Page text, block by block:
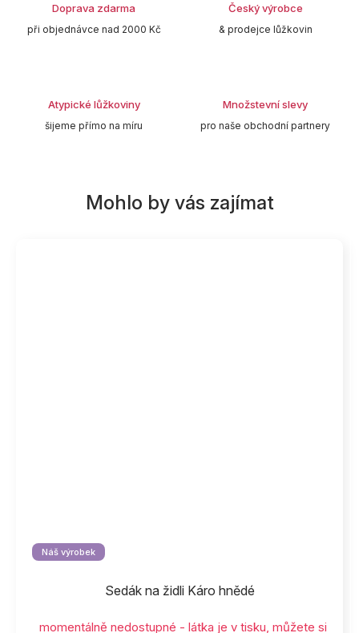
Doprava zdarma
při objednávce nad 2000 Kč
Český výrobce
& prodejce lůžkovin
Atypické lůžkoviny
šijeme přímo na míru
Množstevní slevy
pro naše obchodní partnery
Náš výrobek
Sedák na židli Káro hnědé
momentálně nedostupné - látka je v tisku, můžete si